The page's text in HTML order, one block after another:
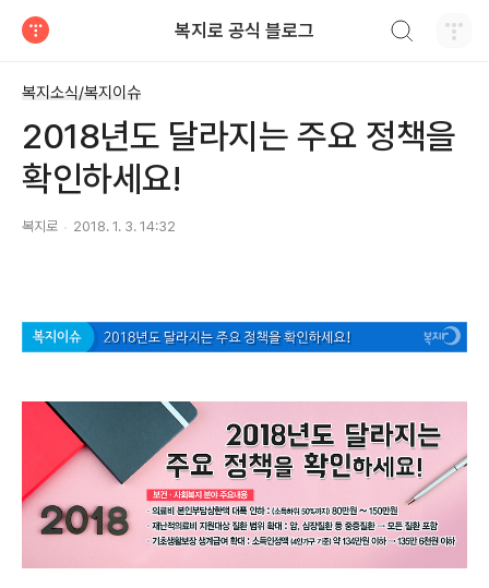
복지로 공식 블로그
복지소식/복지이슈
2018년도 달라지는 주요 정책을
확인하세요!
복지로 2018. 1. 3. 14:32